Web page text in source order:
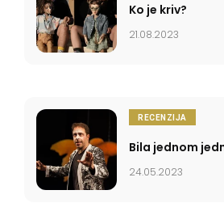
Ko je kriv?
21.08.2023
RECENZIJA
Bila jednom
24.05.2023